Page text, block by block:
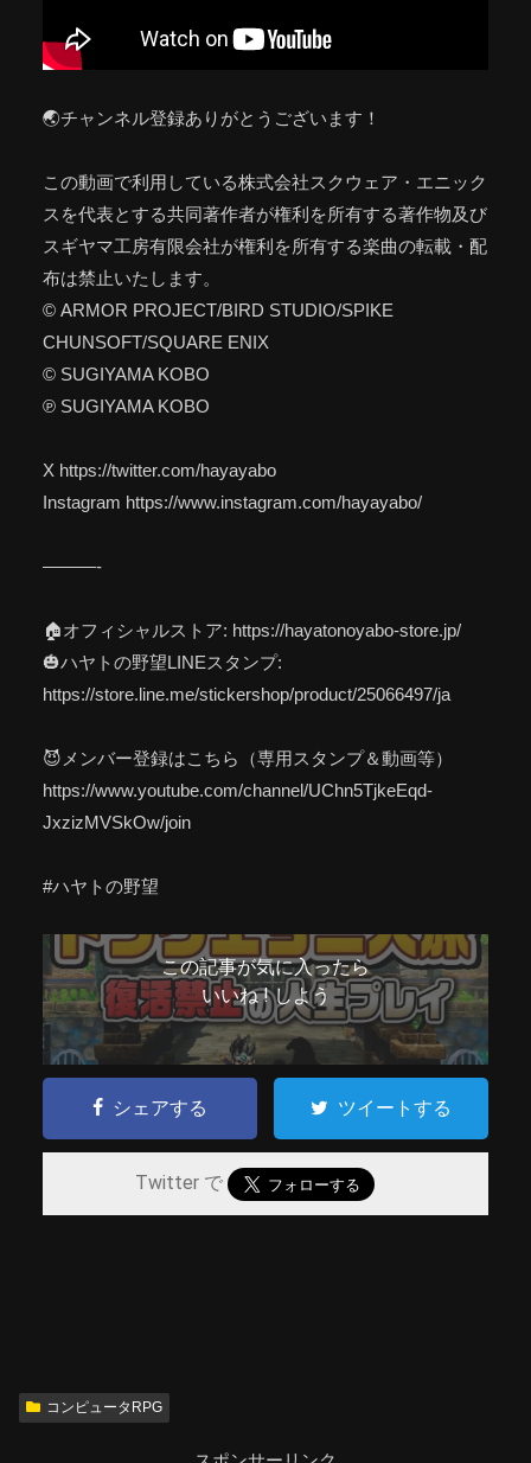
🌏チャンネル登録ありがとうございます！
この動画で利用している株式会社スクウェア・エニック
スを代表とする共同著作者が権利を所有する著作物及び
スギヤマ工房有限会社が権利を所有する楽曲の転載・配
布は禁止いたします。
© ARMOR PROJECT/BIRD STUDIO/SPIKE
CHUNSOFT/SQUARE ENIX
© SUGIYAMA KOBO
℗ SUGIYAMA KOBO
X https://twitter.com/hayayabo
Instagram https://www.instagram.com/hayayabo/
———-
🏠オフィシャルストア: https://hayatonoyabo-store.jp/
🎃ハヤトの野望LINEスタンプ:
https://store.line.me/stickershop/product/25066497/ja
😈メンバー登録はこちら（専用スタンプ＆動画等）
https://www.youtube.com/channel/UChn5TjkeEqd-
JxzizMVSkOw/join
#ハヤトの野望
この記事が気に入ったら
いいね ! しよう
シェアする ツイートする
Twitter で
コンピュータRPG